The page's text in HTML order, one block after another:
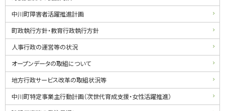
中川町障害者活躍推進計画
町政執行方針・教育行政執行方針
人事行政の運営等の状況
オープンデータの取組について
地方行政サービス改革の取組状況等
中川町特定事業主行動計画（次世代育成支援・女性活躍推進）